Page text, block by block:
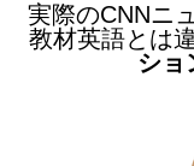
実際のCNNニ
教材英語とは
ショ